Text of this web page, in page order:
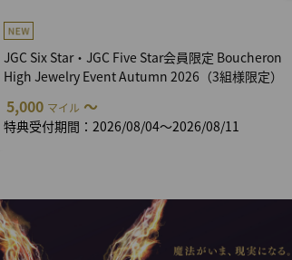
JGC Six Star・JGC Five Star会員限定 Boucheron
High Jewelry Event Autumn 2026（3組様限定）
5,000 マイル ～
特典受付期間：2026/08/04～2026/08/11